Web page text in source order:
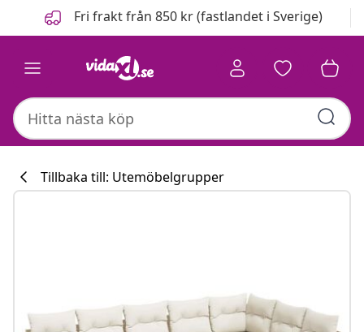
FöregåendeFri frakt från 850 kr (fastlandet i Sverige)
Tillbaka till: Utemöbelgrupper